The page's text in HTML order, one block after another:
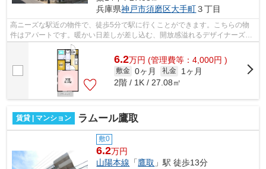
兵庫県神戸市須磨区大手町３丁目
高ニーズな駅近の物件で、徒歩5分で駅に行くことができます。こちらの物
件はアパートです。暖かい日差しが差し込む、開放感溢れるデザイナーズ物
件物件です。2沿線を利用できる、利便...
6.2万円 (管理費等：4,000円 )
敷金 0ヶ月 礼金
1ヶ月
2階 / 1K / 27.08㎡
賃貸 | マンション ラムール鷹取
敷0
6.2万円
山陽本線 「鷹取 」駅 徒歩13分